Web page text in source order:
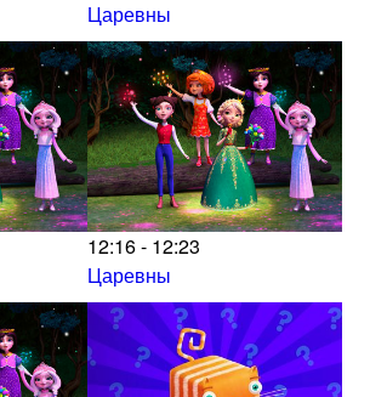
Царевны
12:16 - 12:23
Царевны